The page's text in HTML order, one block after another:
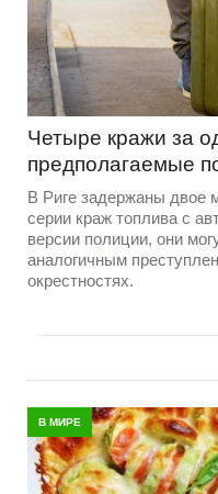
Четыре кражи за
предполагаемые
В Риге задержаны двое
серии краж топлива с
версии полиции, они
аналогичным
окрестностях.
В МИРЕ